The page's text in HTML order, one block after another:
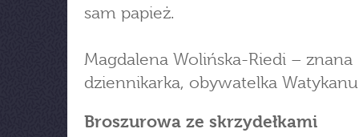
sam papież.
Magdalena Wolińska-Riedi – znana
dziennikarka, obywatelka
Broszurowa ze skrzydełkami